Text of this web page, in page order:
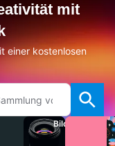
mit
einer kostenlosen
Bilder